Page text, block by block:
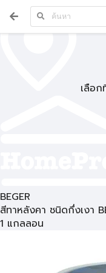
เลือ
BEGER
สีทาหลังคา ชนิดกึ่งเงา
1 แกลลอน